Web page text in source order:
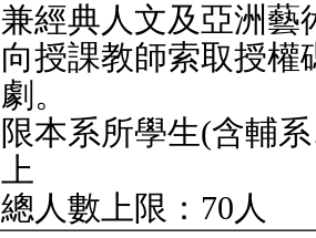
兼經典人文及亞洲藝
向授課教師索取授權
劇。
限本系所學生(含輔
上
總人數上限：70人